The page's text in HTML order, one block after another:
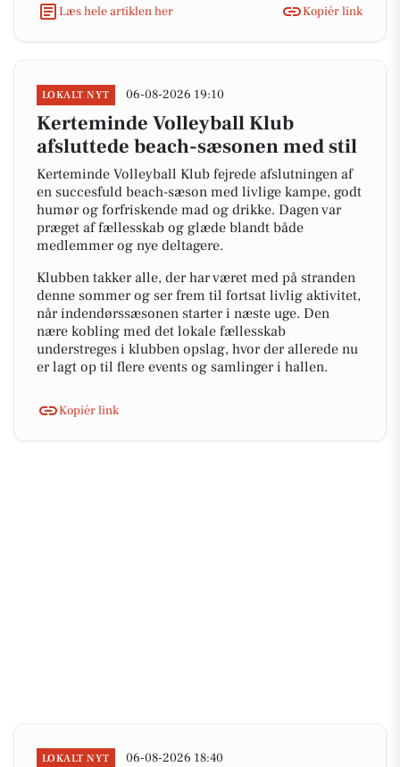
Læs hele artiklen her Kopiér link
LOKALT NYT 06-08-2026 19:10
Kerteminde Volleyball Klub
afsluttede beach-sæsonen med stil
Kerteminde Volleyball Klub fejrede afslutningen af
en succesfuld beach-sæson med livlige kampe, godt
humør og forfriskende mad og drikke. Dagen var
præget af fællesskab og glæde blandt både
medlemmer og nye deltagere.
Klubben takker alle, der har været med på stranden
denne sommer og ser frem til fortsat livlig aktivitet,
når indendørssæsonen starter i næste uge. Den
nære kobling med det lokale fællesskab
understreges i klubben opslag, hvor der allerede nu
er lagt op til flere events og samlinger i hallen.
Kopiér link
LOKALT NYT 06-08-2026 18:40